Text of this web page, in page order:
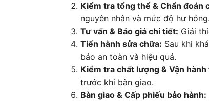
Kiểm tra tổng thể & Chẩn đoán
nguyên nhân và mức độ hư hỏng.
Tư vấn & Báo giá chi tiết: Giải
Tiến hành sửa chữa: Sau khi
bảo an toàn và hiệu quả.
Kiểm tra chất lượng & Vận hành
trước khi bàn giao.
Bàn giao & Cấp phiếu bảo hành: